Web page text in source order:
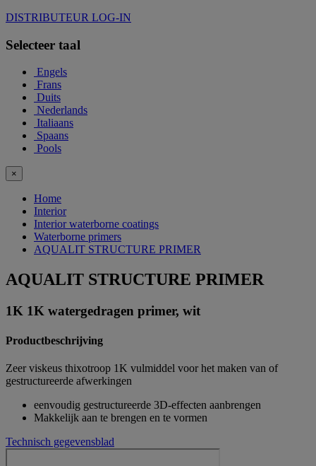
DISTRIBUTEUR LOG-IN
Selecteer taal
Engels
Frans
Duits
Nederlands
Italiaans
Spaans
Pools
×
Home
Interior
Interior waterborne coatings
Waterborne primers
AQUALIT STRUCTURE PRIMER
AQUALIT STRUCTURE PRIMER
1K 1K watergedragen primer, wit
Productbeschrijving
Zeer viskeus thixotroop 1K vulmiddel voor het maken van of
gestructureerde afwerkingen
eenvoudig gestructureerde 3D-effecten aanbrengen
Makkelijk aan te brengen en te vormen
Technisch gegevensblad